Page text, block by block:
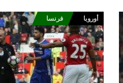
أوروبا فرنسا